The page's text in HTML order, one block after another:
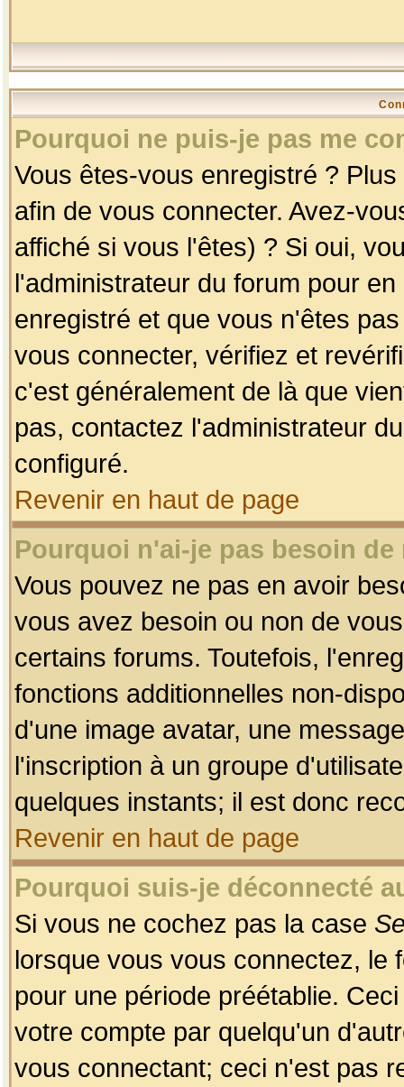
Pourquoi ne puis-je pas me
Vous êtes-vous enregistré ?
afin de vous connecter. Avez-
affiché si vous l'êtes) ? Si oui,
l'administrateur du forum pour
enregistré et que vous n'êtes
vous connecter, vérifiez et
c'est généralement de là que
pas, contactez l'administrateur
configuré.
Revenir en haut de page
Pourquoi n'ai-je pas besoin
Vous pouvez ne pas en avoir
vous avez besoin ou non de
certains forums. Toutefois,
fonctions additionnelles non-
d'une image avatar, une
l'inscription à un groupe
quelques instants; il est donc
Revenir en haut de page
Pourquoi suis-je déconnecté
Si vous ne cochez pas la case
lorsque vous vous connectez, le
pour une période préétablie.
votre compte par quelqu'un
vous connectant; ceci n'est pas